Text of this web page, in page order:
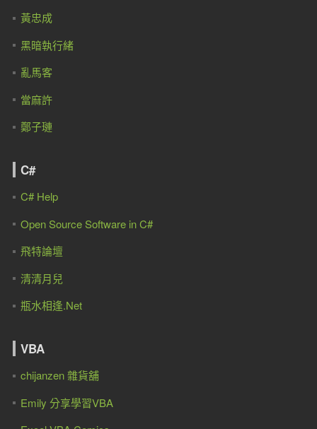
黃忠成
黑暗執行緒
亂馬客
當麻許
鄭子璉
C#
C# Help
Open Source Software in C#
飛特論壇
清清月兒
瓶水相逢.Net
VBA
chijanzen 雜貨舖
Emily 分享學習VBA